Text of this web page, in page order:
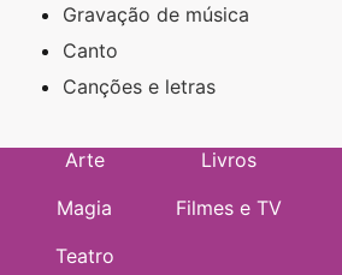
Gravação de música
Canto
Canções e letras
Arte Livros
Magia
Filmes e TV
Teatro